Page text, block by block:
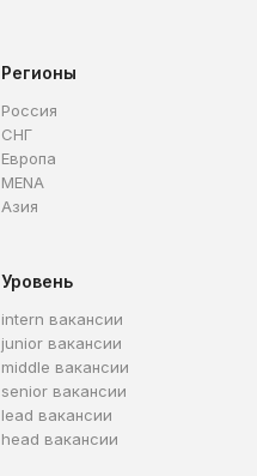
Регионы
Россия
СНГ
Европа
MENA
Азия
Уровень
intern вакансии
junior вакансии
middle вакансии
senior вакансии
lead вакансии
head вакансии